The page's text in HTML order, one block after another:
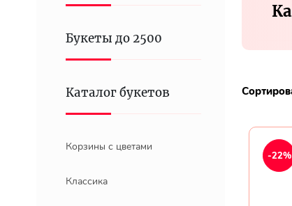
Букеты до 2500
Каталог букетов
Корзины с цветами
Классика
-22%